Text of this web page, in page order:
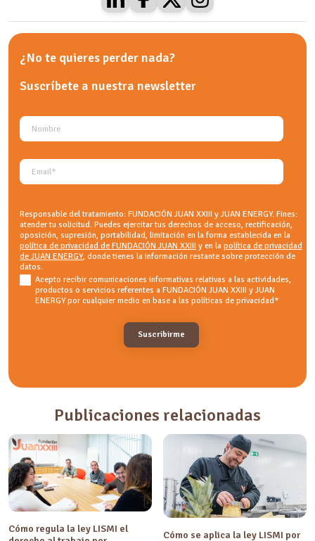
¿No te quieres perder nada?
Suscríbete a nuestra newsletter
Responsable del tratamiento: FUNDACIÓN JUAN XXIII y JUAN ENERGY. Fines:
atender tu solicitud. Puedes ejercitar tus derechos de acceso, rectificación,
oposición, supresión, portabilidad, limitación en la forma establecida en la
política de privacidad de FUNDACIÓN JUAN XXIII y en la política de privacidad
de JUAN ENERGY, donde tienes la información restante sobre protección de
datos.
Acepto recibir comunicaciones informativas relativas a las actividades,
productos o servicios referentes a FUNDACIÓN JUAN XXIII y JUAN
ENERGY por cualquier medio en base a las políticas de privacidad*
Publicaciones relacionadas
Cómo regula la ley LISMI el
Cómo se aplica la ley LISMI por